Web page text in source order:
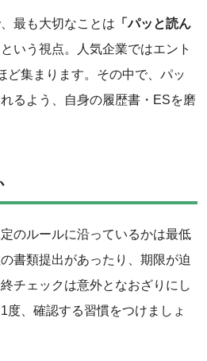
最も大切なことは 「パッと読ん
という視点。人気企業ではエント
ど集まります。その中で、パッ
るよう、自身の履歴書・ESを磨
のルールに沿っているかは最低
書類提出があったり、期限が迫
チェックは意外となおざりにし
度、確認する習慣をつけましょ